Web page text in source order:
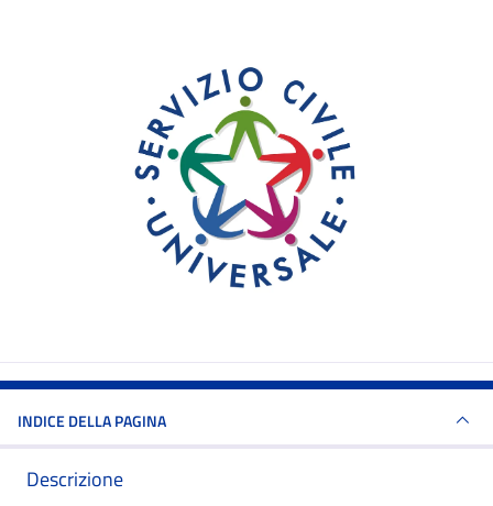
INDICE DELLA PAGINA
Descrizione